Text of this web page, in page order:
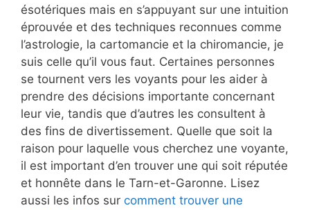
ésotériques mais en s’appuyant sur une intuition
éprouvée et des techniques reconnues comme
l’astrologie, la cartomancie et la chiromancie, je
suis celle qu’il vous faut. Certaines personnes
se tournent vers les voyants pour les aider à
prendre des décisions importante concernant
leur vie, tandis que d’autres les consultent à
des fins de divertissement. Quelle que soit la
raison pour laquelle vous cherchez une voyante,
il est important d’en trouver une qui soit réputée
et honnête dans le Tarn-et-Garonne. Lisez
aussi les infos sur comment trouver une